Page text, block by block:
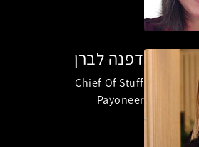
דפנה לברן
Chief Of Stuff
Payoneer